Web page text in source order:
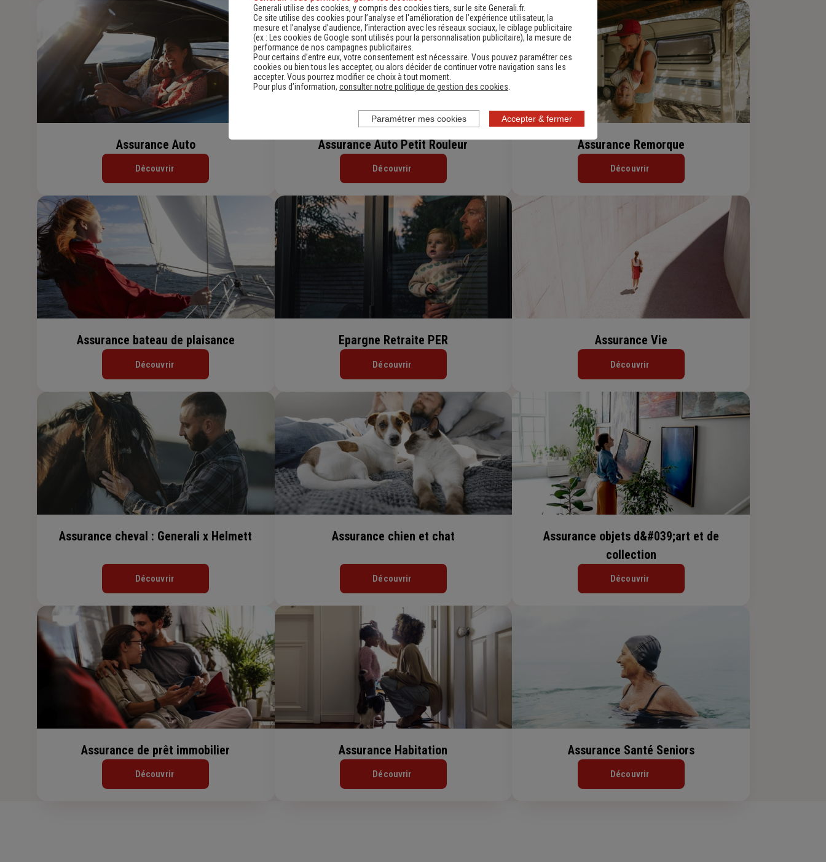
Assurance Auto
Découvrir
Assurance Auto Petit Rouleur
Découvrir
Assurance Remorque
Découvrir
Assurance bateau de plaisance
Découvrir
Epargne Retraite PER
Découvrir
Assurance Vie
Découvrir
Assurance cheval : Generali x Helmett
Découvrir
Assurance chien et chat
Découvrir
Assurance objets d&#039;art et de
collection
Découvrir
Assurance de prêt immobilier
Découvrir
Assurance Habitation
Découvrir
Assurance Santé Seniors
Découvrir
Generali utilise des cookies, y compris des cookies tiers, sur le site Generali.fr.
Ce site utilise des cookies pour l’analyse et l'amélioration de l’expérience utilisateur, la
mesure et l’analyse d’audience, l’interaction avec les réseaux sociaux, le ciblage publicitaire
(ex :
Les cookies de Google sont utilisés pour la personnalisation publicitaire), la mesure de
performance de nos campagnes publicitaires.
Pour certains d’entre eux, votre consentement est nécessaire. Vous pouvez paramétrer ces
cookies ou bien tous les accepter, ou alors décider de continuer votre navigation sans les
accepter. Vous pourrez modifier ce choix à tout moment.
Pour plus d’information, consulter notre politique de gestion des cookies
Accepter & fermer
Paramétrer mes cookies